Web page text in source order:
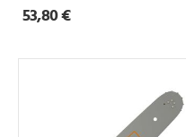
53,80 €